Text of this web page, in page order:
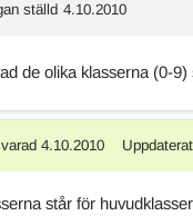
ställd 4.10.2010
de olika klasserna (0-9)
4.10.2010 Uppdaterat
står för